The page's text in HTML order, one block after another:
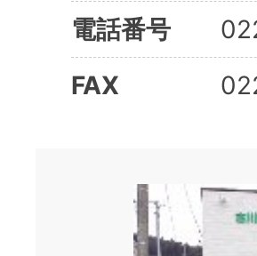
電話番号
FAX